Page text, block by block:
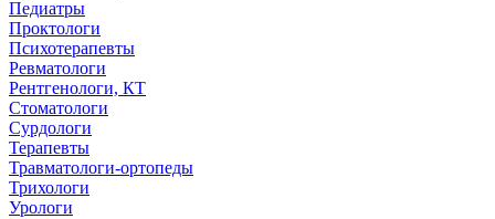
Педиатры
Проктологи
Психотерапевты
Ревматологи
Рентгенологи, КТ
Стоматологи
Сурдологи
Терапевты
Травматологи-ортопеды
Трихологи
Урологи